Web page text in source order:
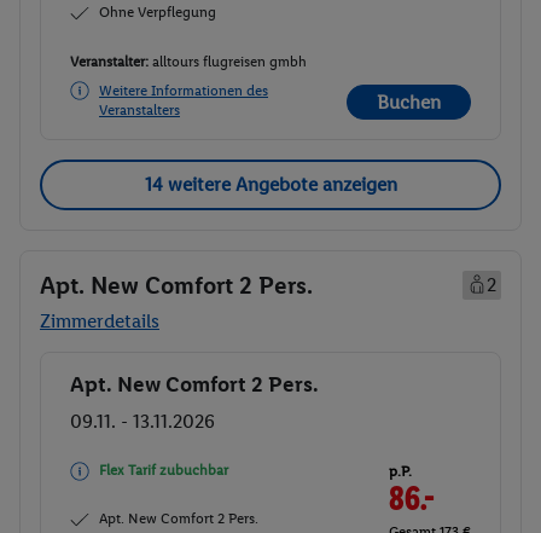
Ohne Verpflegung
Veranstalter: alltours flugreisen gmbh
Weitere Informationen des
Veranstalters
Buchen
14 weitere Angebote anzeigen
Apt. New Comfort 2 Pers.
2
Zimmerdetails
Buchen
Apt. New Comfort 2 Pers.
09.11. - 13.11.2026
Flex Tarif zubuchbar
Apt. New Comfort 2 Pers.
p.P.
86.-